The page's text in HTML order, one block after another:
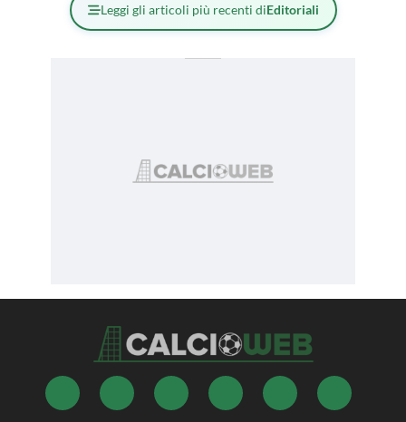
Leggi gli articoli più recenti diEditoriali